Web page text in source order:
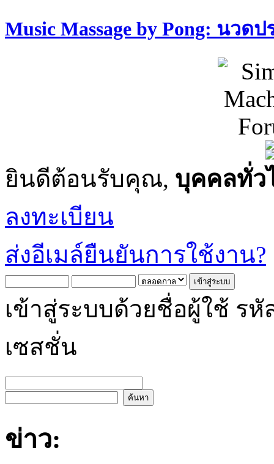
Music Massage by Pong: นวด
ยินดีต้อนรับคุณ, บุคคลทั่ว
ลงทะเบียน
ส่งอีเมล์ยืนยันการใช้งาน?
เข้าสู่ระบบด้วยชื่อผู้ใช้ รหั
เซสชั่น
ข่าว: